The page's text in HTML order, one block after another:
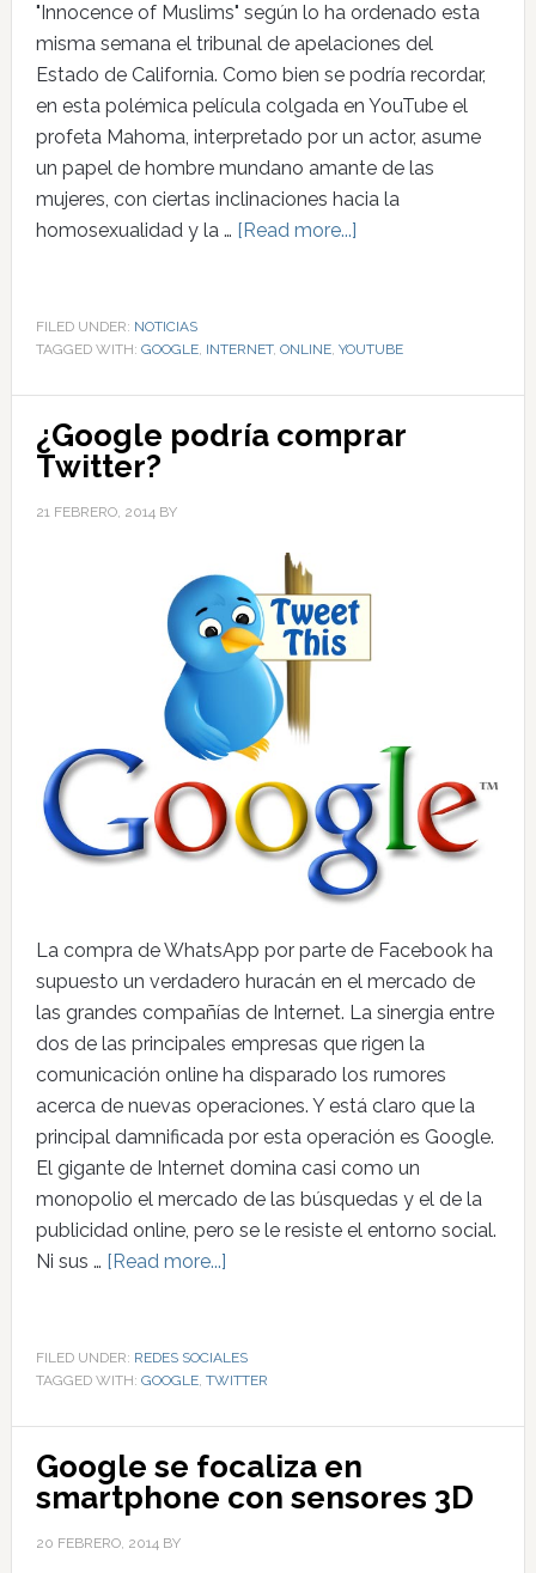
"Innocence of Muslims" según lo ha ordenado esta
misma semana el tribunal de apelaciones del
Estado de California. Como bien se podría recordar,
en esta polémica película colgada en YouTube el
profeta Mahoma, interpretado por un actor, asume
un papel de hombre mundano amante de las
mujeres, con ciertas inclinaciones hacia la
homosexualidad y la … [Read more...]
FILED UNDER: NOTICIAS
TAGGED WITH: GOOGLE, INTERNET, ONLINE, YOUTUBE
¿Google podría comprar
Twitter?
21 FEBRERO, 2014BY
La compra de WhatsApp por parte de Facebook ha
supuesto un verdadero huracán en el mercado de
las grandes compañías de Internet. La sinergia entre
dos de las principales empresas que rigen la
comunicación online ha disparado los rumores
acerca de nuevas operaciones. Y está claro que la
principal damnificada por esta operación es Google.
El gigante de Internet domina casi como un
monopolio el mercado de las búsquedas y el de la
publicidad online, pero se le resiste el entorno social.
Ni sus … [Read more...]
FILED UNDER: REDES SOCIALES
TAGGED WITH: GOOGLE, TWITTER
Google se focaliza en
smartphone con sensores 3D
20 FEBRERO, 2014 BY